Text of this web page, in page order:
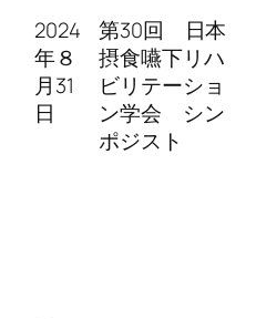
2024
年８
月31
日
第30回 日本
摂食嚥下リハ
ビリテーショ
ン学会 シン
ポジスト